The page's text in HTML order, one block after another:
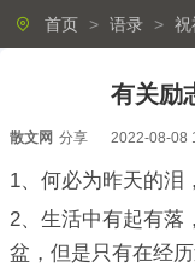
首页 > 语录 > 祝
有关励
散文网 分享 2022-08-08
1、何必为昨天的泪
2、生活中有起有落
盆，但是只有在经